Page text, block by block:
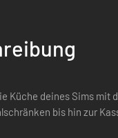
Küche deines Sims mit
bis hin zur